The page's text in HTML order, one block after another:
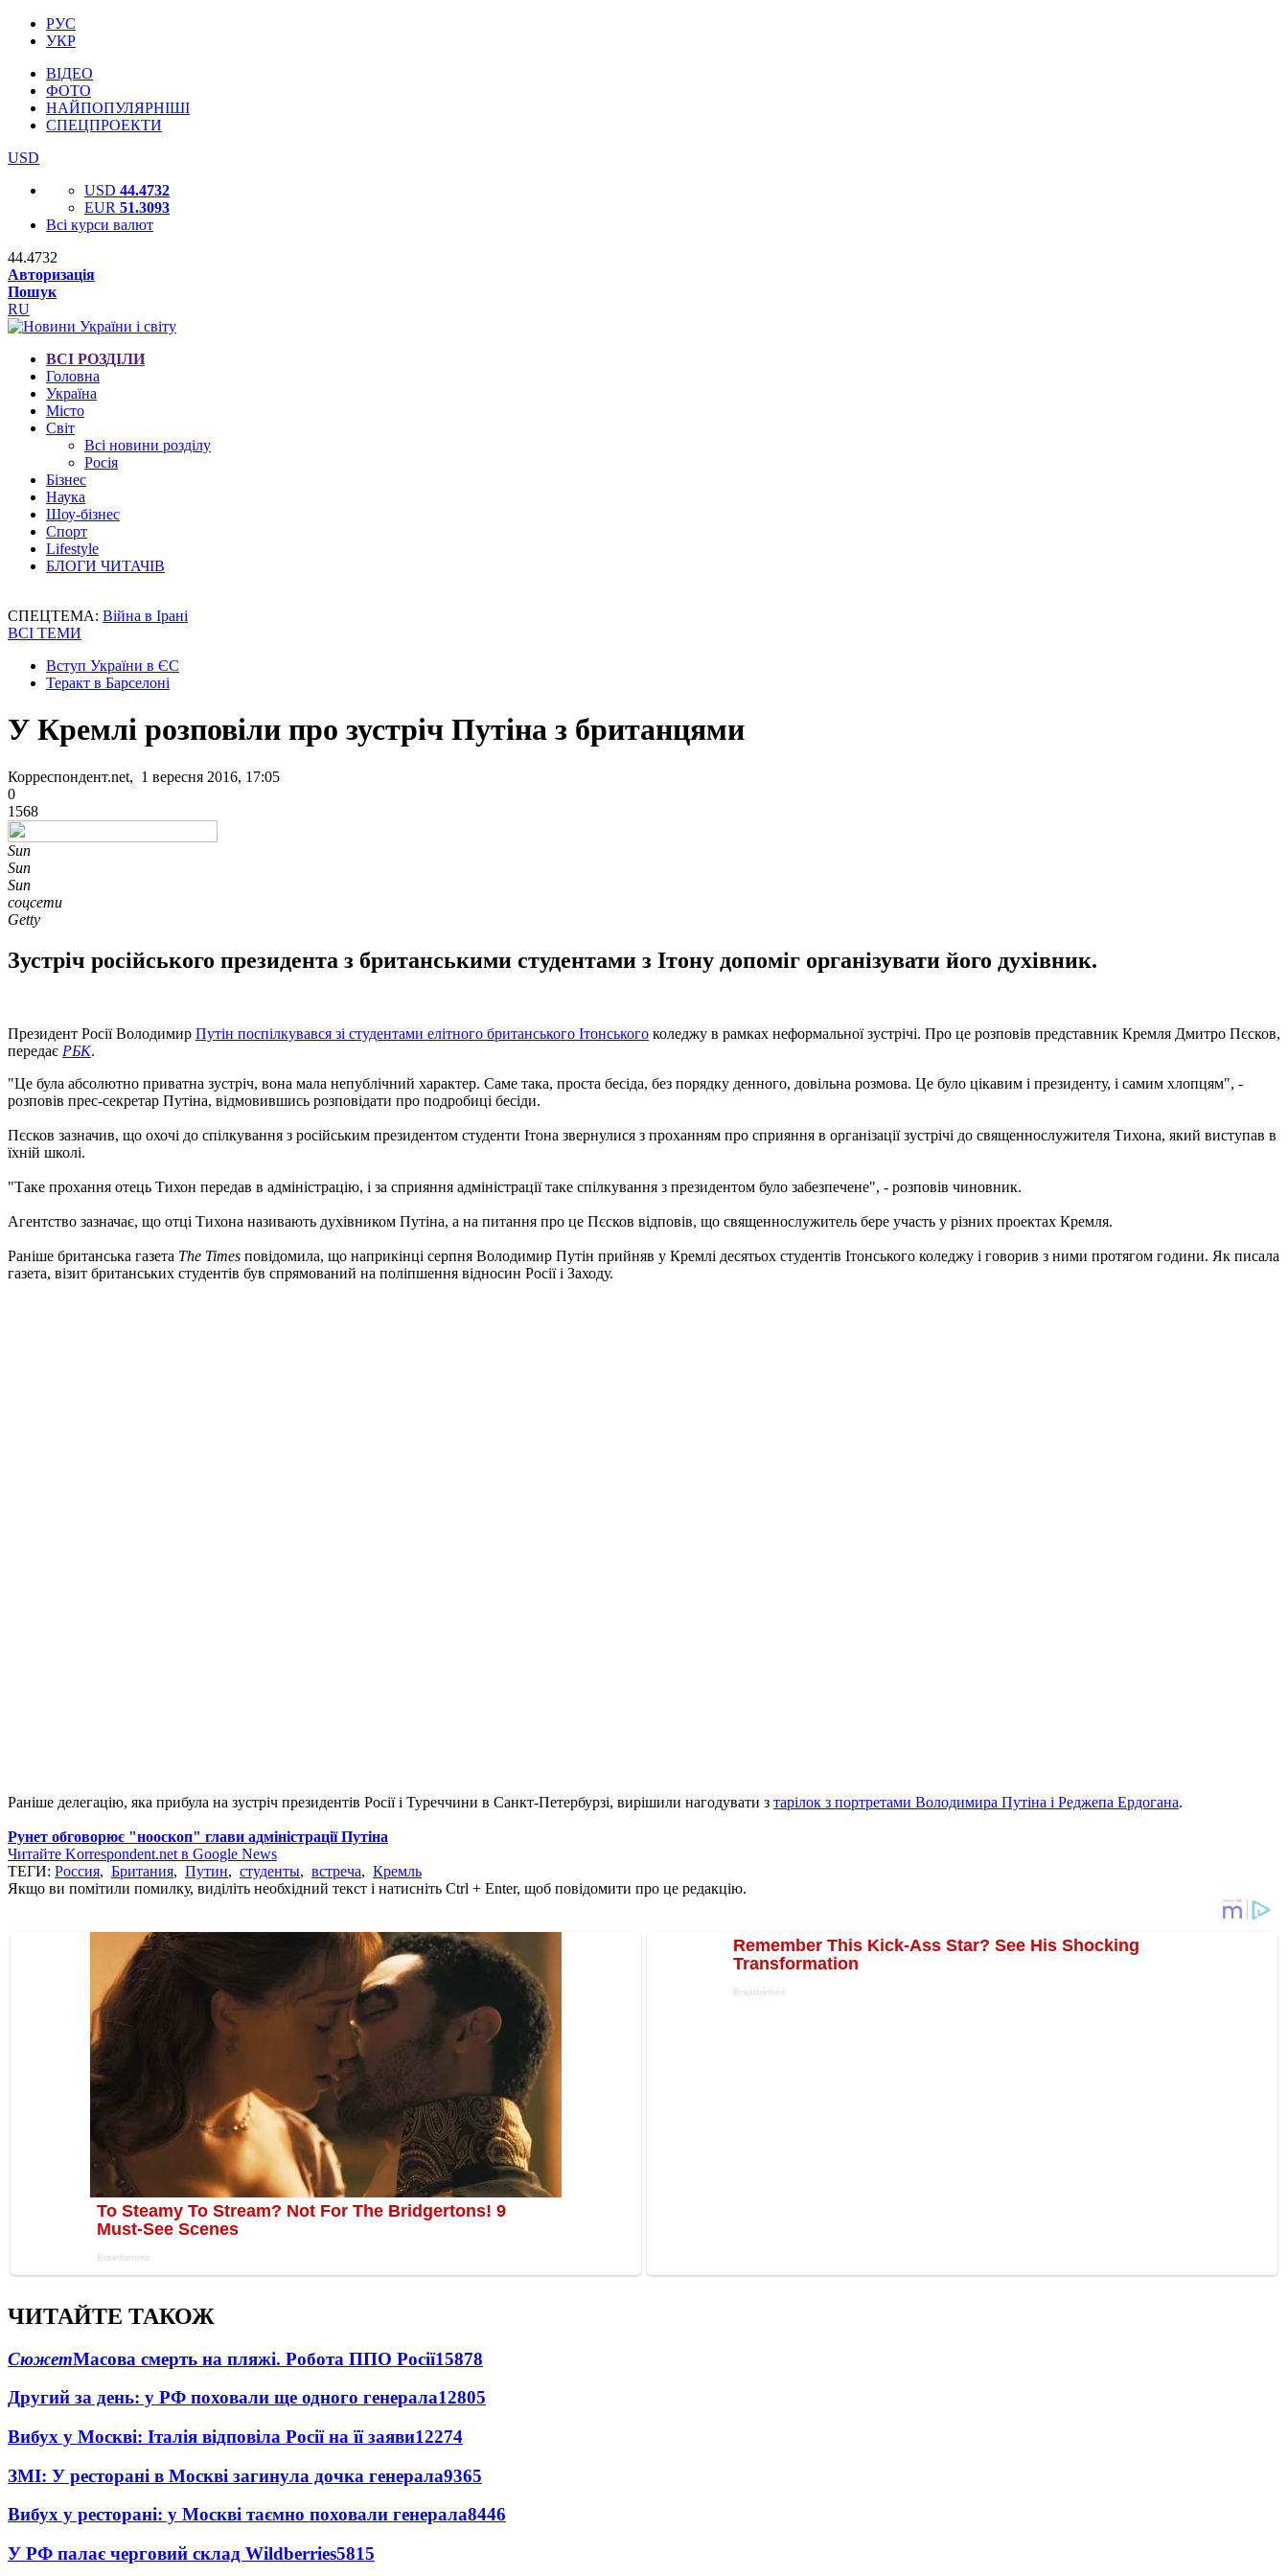
РУС
УКР
ВІДЕО
ФОТО
НАЙПОПУЛЯРНІШІ
СПЕЦПРОЕКТИ
USD
USD 44.4732
EUR 51.3093
Всі курси валют
44.4732
Авторизація
Пошук
RU
ВСІ РОЗДІЛИ
Головна
Україна
Місто
Світ
Всі новини розділу
Росія
Бізнес
Наука
Шоу-бізнес
Спорт
Lifestyle
БЛОГИ ЧИТАЧІВ
СПЕЦТЕМА: Війна в Ірані
ВСІ ТЕМИ
Вступ України в ЄС
Теракт в Барселоні
У Кремлі розповіли про зустріч Путіна з британцями
Корреспондент.net, 1 вересня 2016, 17:05
0
1568
Sun
Sun
Sun
соцсети
Getty
Зустріч російського президента з британськими студентами з Ітону допоміг організувати його духівник.
Президент Росії Володимир Путін поспілкувався зі студентами елітного британського Ітонського коледжу в рамках неформальної зустрічі. Про це розповів представник Кремля Дмитро Пєсков,
передає РБК.
"Це була абсолютно приватна зустріч, вона мала непублічний характер. Саме така, проста бесіда, без порядку денного, довільна розмова. Це було цікавим і президенту, і самим хлопцям", -
розповів прес-секретар Путіна, відмовившись розповідати про подробиці бесіди.
Пєсков зазначив, що охочі до спілкування з російським президентом студенти Ітона звернулися з проханням про сприяння в організації зустрічі до священнослужителя Тихона, який виступав в
їхній школі.
"Таке прохання отець Тихон передав в адміністрацію, і за сприяння адміністрації таке спілкування з президентом було забезпечене", - розповів чиновник.
Агентство зазначає, що отці Тихона називають духівником Путіна, а на питання про це Пєсков відповів, що священнослужитель бере участь у різних проектах Кремля.
Раніше британська газета The Times повідомила, що наприкінці серпня Володимир Путін прийняв у Кремлі десятьох студентів Ітонського коледжу і говорив з ними протягом години. Як писала
газета, візит британських студентів був спрямований на поліпшення відносин Росії і Заходу.
Раніше делегацію, яка прибула на зустріч президентів Росії і Туреччини в Санкт-Петербурзі, вирішили нагодувати з тарілок з портретами Володимира Путіна і Реджепа Ердогана.
Рунет обговорює "нооскоп" глави адміністрації Путіна
Читайте Korrespondent.net в Google News
ТЕГИ: Россия, Британия, Путин, студенты, встреча, Кремль
Якщо ви помітили помилку, виділіть необхідний текст і натисніть Ctrl + Enter, щоб повідомити про це редакцію.
ЧИТАЙТЕ ТАКОЖ
СюжетМасова смерть на пляжі. Робота ППО Росії15878
Другий за день: у РФ поховали ще одного генерала12805
Вибух у Москві: Італія відповіла Росії на її заяви12274
ЗМІ: У ресторані в Москві загинула дочка генерала9365
Вибух у ресторані: у Москві таємно поховали генерала8446
У РФ палає черговий склад Wildberries5815